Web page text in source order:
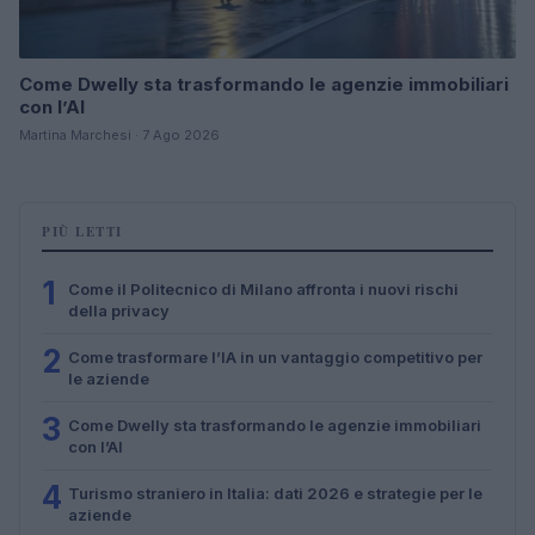
Come Dwelly sta trasformando le agenzie immobiliari
con l’AI
Martina Marchesi · 7 Ago 2026
PIÙ LETTI
1
Come il Politecnico di Milano affronta i nuovi rischi
della privacy
2 Come trasformare l’IA in un vantaggio competitivo per
le aziende
3 Come Dwelly sta trasformando le agenzie immobiliari
con l’AI
4 Turismo straniero in Italia: dati 2026 e strategie per le
aziende